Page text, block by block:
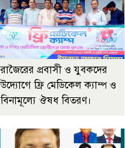
রাজৈরের‌ প্রবাসী ও যুবকদের
উদ্যোগে ফ্রি মেডিকেল ক্যাম্প ও
বিনামূল্যে ঔষধ বিতরণ।